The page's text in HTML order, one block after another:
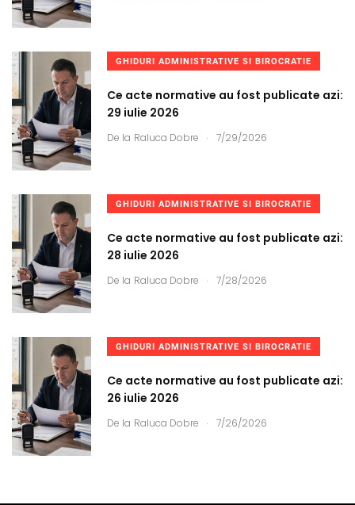
GHIDURI ADMINISTRATIVE SI BIROCRATIE
Ce acte normative au fost publicate azi:
29 iulie 2026
De la Raluca Dobre . 7/29/2026
GHIDURI ADMINISTRATIVE SI BIROCRATIE
Ce acte normative au fost publicate azi:
28 iulie 2026
De la Raluca Dobre . 7/28/2026
GHIDURI ADMINISTRATIVE SI BIROCRATIE
Ce acte normative au fost publicate azi:
26 iulie 2026
De la Raluca Dobre . 7/26/2026